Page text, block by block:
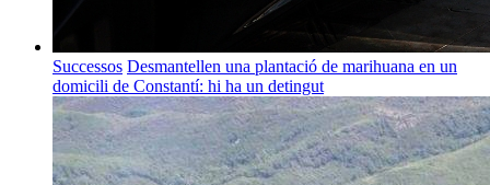
Successos Desmantellen una plantació de marihuana en un
domicili de Constantí: hi ha un detingut